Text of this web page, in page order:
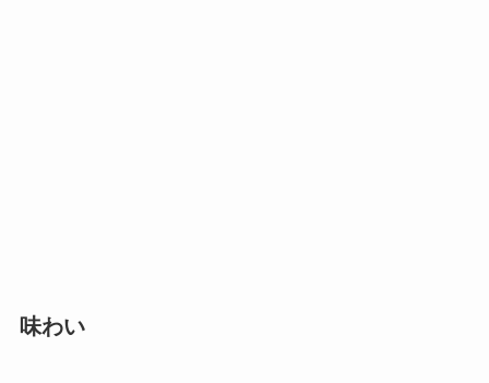
味わい